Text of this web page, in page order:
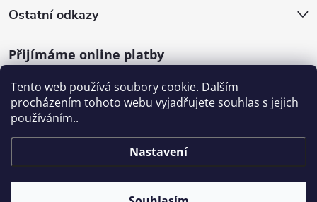
Tento web používá soubory cookie. Dalším
procházením tohoto webu vyjadřujete souhlas s jejich
používáním..
Nastavení
Ostatní odkazy
Přijímáme online platby